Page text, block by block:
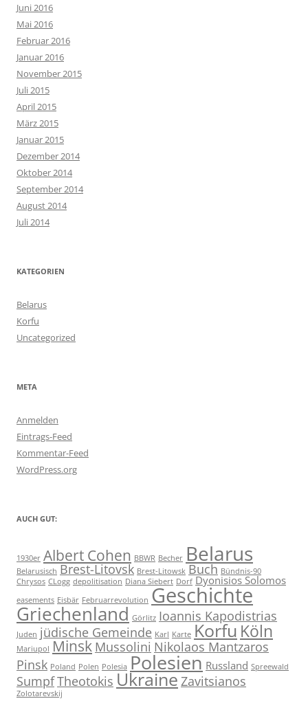
Juni 2016
Mai 2016
Februar 2016
Januar 2016
November 2015
Juli 2015
April 2015
März 2015
Januar 2015
Dezember 2014
Oktober 2014
September 2014
August 2014
Juli 2014
KATEGORIEN
Belarus
Korfu
Uncategorized
META
Anmelden
Eintrags-Feed
Kommentar-Feed
WordPress.org
AUCH GUT:
1930er Albert Cohen BBWR Becher Belarus
Belarusisch Brest-Litovsk Brest-Litowsk Buch Bündnis-90
Chrysos CLogg depolitisation Diana Siebert Dorf Dyonisios Solomos
easements Eisbär Februarrevolution Geschichte
Griechenland Görlitz Ioannis Kapodistrias
Juden jüdische Gemeinde Karl Karte Korfu Köln
Mariupol Minsk Mussolini Nikolaos Mantzaros
Pinsk Poland Polen Polesia Polesien Russland Spreewald
SumpfTheotokis Ukraine Zavitsianos
Zolotarevskij